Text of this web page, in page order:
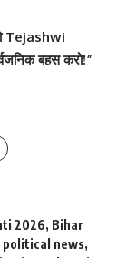
Tejashwi
बहस करो!”
ने सोशल मीडिया
आग, फोटो तेजी
ने सोशल मीडिया
फोटो वायरल
2026, Bihar
political news,